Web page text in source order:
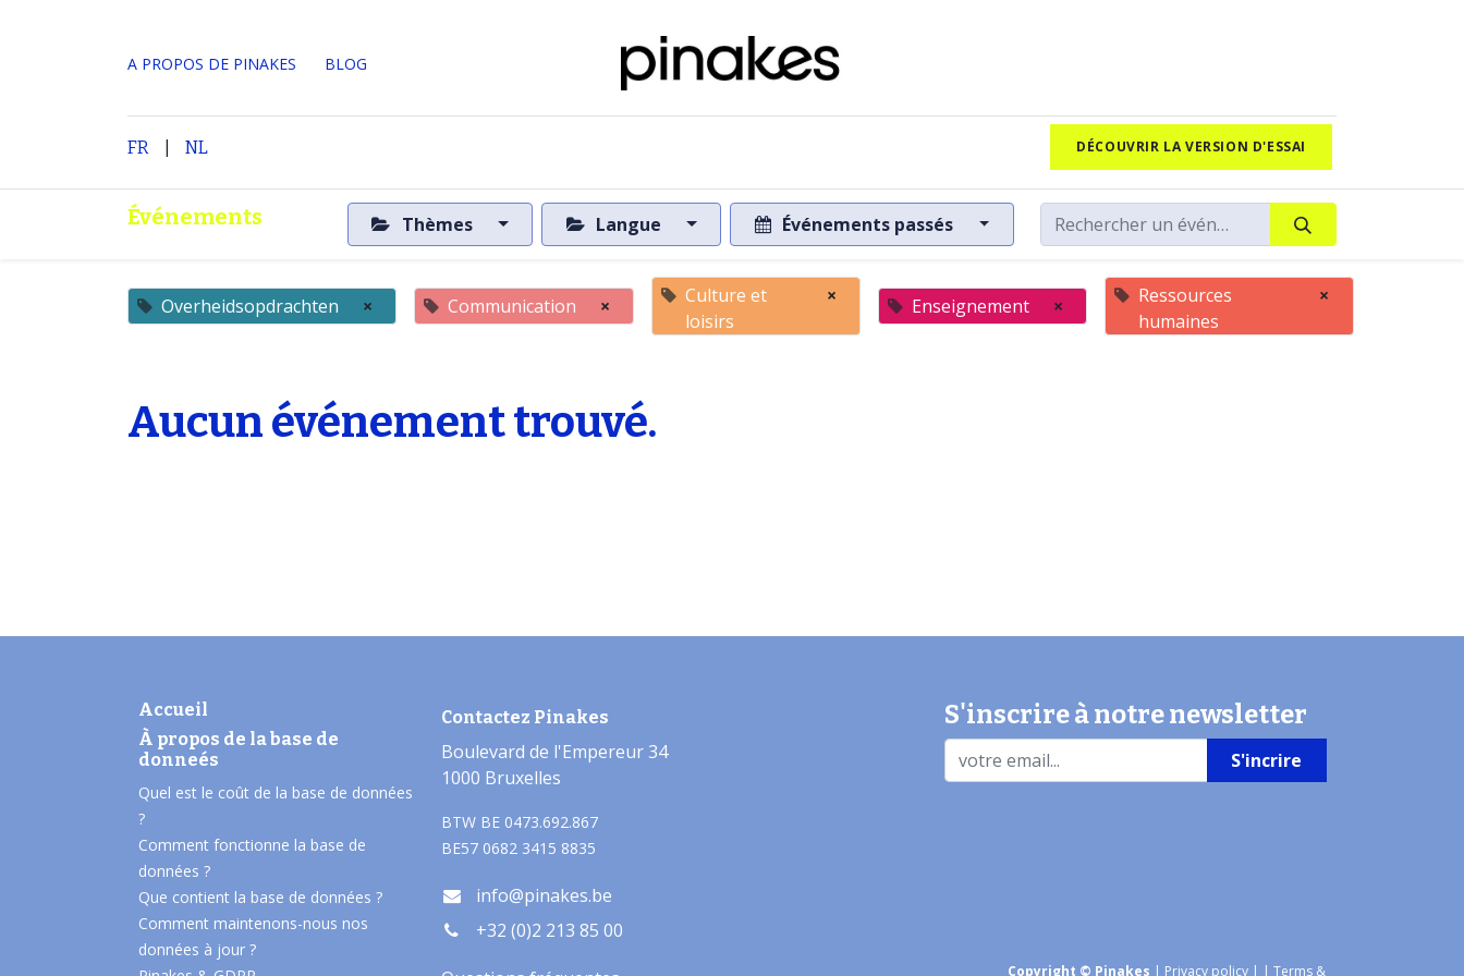
A PROPOS DE PINAKES ​BLOG
FR | NL DÉCOUVRIR LA VERSION D'ESSAI
Événements Thèmes Langue Événements passés
Overheidsopdrachten × Communication ×
Culture et
loisirs
× Enseignement ×
Ressources
humaines
×
Aucun événement trouvé.
Accueil
À propos de la base de
donneés​
Quel est le coût de la base de données
?
Comment fonctionne la base de
données ?
Que contient la base de données ?
Comment maintenons-nous nos
données à jour ?
Contactez Pinakes
Boulevard de l'Empereur 34
1000 Bruxelles
BTW BE 0473.692.867
BE57 0682 3415 8835
info@pinakes.be
+32 (0)2 213 85 00
S'inscrire à notre newsletter
S'incrire
Copyright © Pinakes | Privacy policy | | Terms &